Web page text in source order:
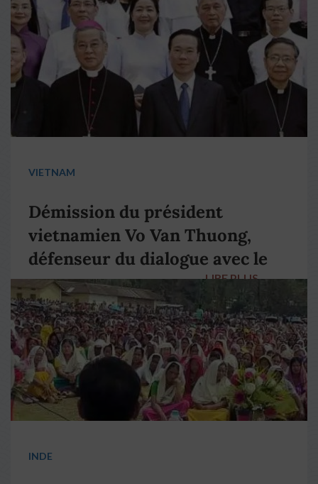
VIETNAM
Démission du président
vietnamien Vo Van Thuong,
défenseur du dialogue avec le
pape François
LIRE PLUS →
INDE